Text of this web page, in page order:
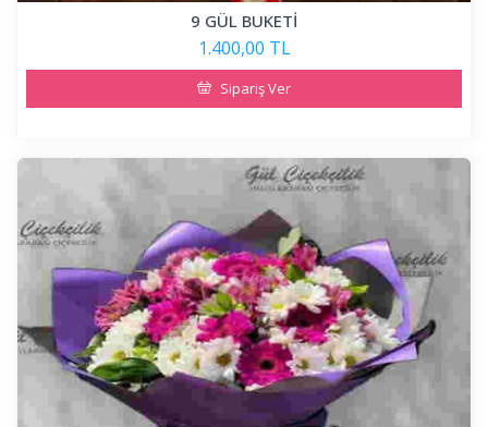
9 GÜL BUKETİ
1.400,00 TL
Sipariş Ver